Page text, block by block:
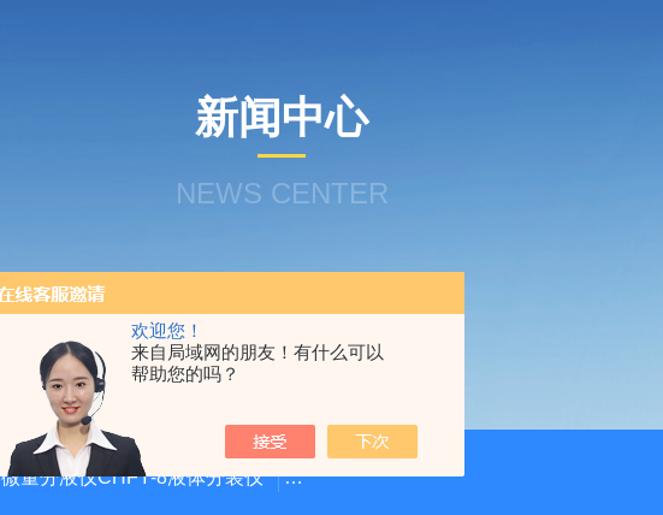
欢迎您！
来自局域网的朋友！有什么可以
帮助您的吗？
新闻中心
NEWS CENTER
微量分液仪CHFY-8液体分装仪 全自动放射性水样蒸发浓缩赶酸仪ZDGS-8